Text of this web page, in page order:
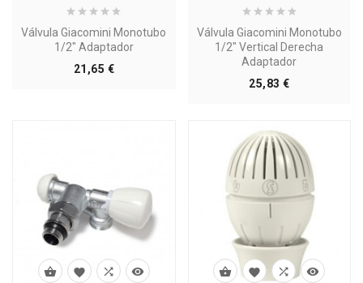
Válvula Giacomini Monotubo
1/2" Adaptador
21,65 €Precio
Válvula Giacomini Monotubo
1/2" Vertical Derecha
Adaptador
25,83 €Precio
       